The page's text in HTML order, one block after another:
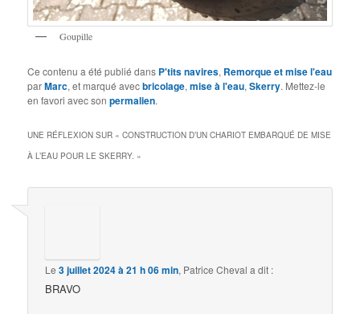
Goupille
Ce contenu a été publié dans P'tits navires, Remorque et mise l'eau
parMarc, et marqué avecbricolage,mise à l'eau,Skerry. Mettez-le
en favori avec sonpermalien.
UNE RÉFLEXION SUR «CONSTRUCTION D’UN CHARIOT EMBARQUÉ DE MISE
À L’EAU POUR LE SKERRY. »
Le3 juillet 2024 à 21 h 06 min, Patrice Cheval a dit :
BRAVO